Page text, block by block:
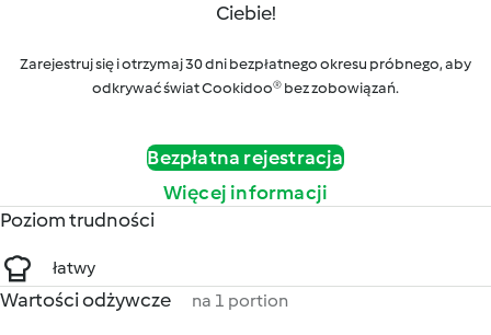
Ciebie!
Zarejestruj się i otrzymaj 30 dni bezpłatnego okresu próbnego, aby
odkrywać świat Cookidoo® bez zobowiązań.
Bezpłatna rejestracja
Więcej informacji
Poziom trudności
łatwy
Wartości odżywcze na 1 portion